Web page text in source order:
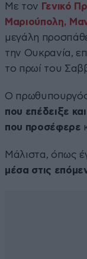
Με τον Γενικό
Μαριούπολη,
μεγάλη
την Ουκρανία,
το πρωί του
Ο
που επέδειξε
που προσέφερε
Μάλιστα, όπως
μέσα στις